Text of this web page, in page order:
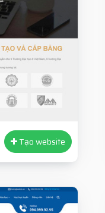
Tạo website